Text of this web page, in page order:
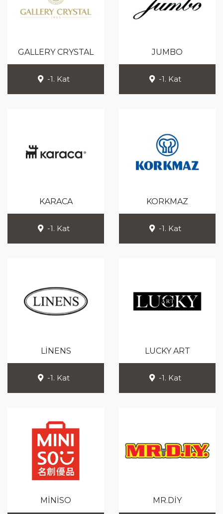
GALLERY CRYSTAL
-1. Kat
JUMBO
-1. Kat
KARACA
-1. Kat
KORKMAZ
-1. Kat
LİNENS
-1. Kat
LUCKY ART
-1. Kat
MİNİSO MR.DİY